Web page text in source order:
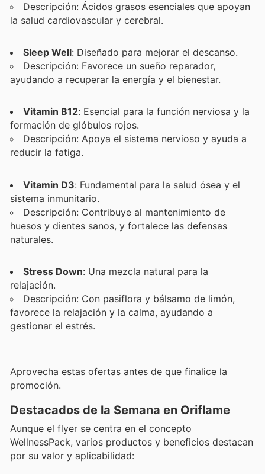
Descripción: Ácidos grasos esenciales que apoyan
la salud cardiovascular y cerebral.
Sleep Well: Diseñado para mejorar el descanso.
Descripción: Favorece un sueño reparador,
ayudando a recuperar la energía y el bienestar.
Vitamin B12: Esencial para la función nerviosa y la
formación de glóbulos rojos.
Descripción: Apoya el sistema nervioso y ayuda a
reducir la fatiga.
Vitamin D3: Fundamental para la salud ósea y el
sistema inmunitario.
Descripción: Contribuye al mantenimiento de
huesos y dientes sanos, y fortalece las defensas
naturales.
Stress Down: Una mezcla natural para la
relajación.
Descripción: Con pasiflora y bálsamo de limón,
favorece la relajación y la calma, ayudando a
gestionar el estrés.
Aprovecha estas ofertas antes de que finalice la
promoción.
Destacados de la Semana en Oriflame
Aunque el flyer se centra en el concepto
WellnessPack, varios productos y beneficios destacan
por su valor y aplicabilidad: